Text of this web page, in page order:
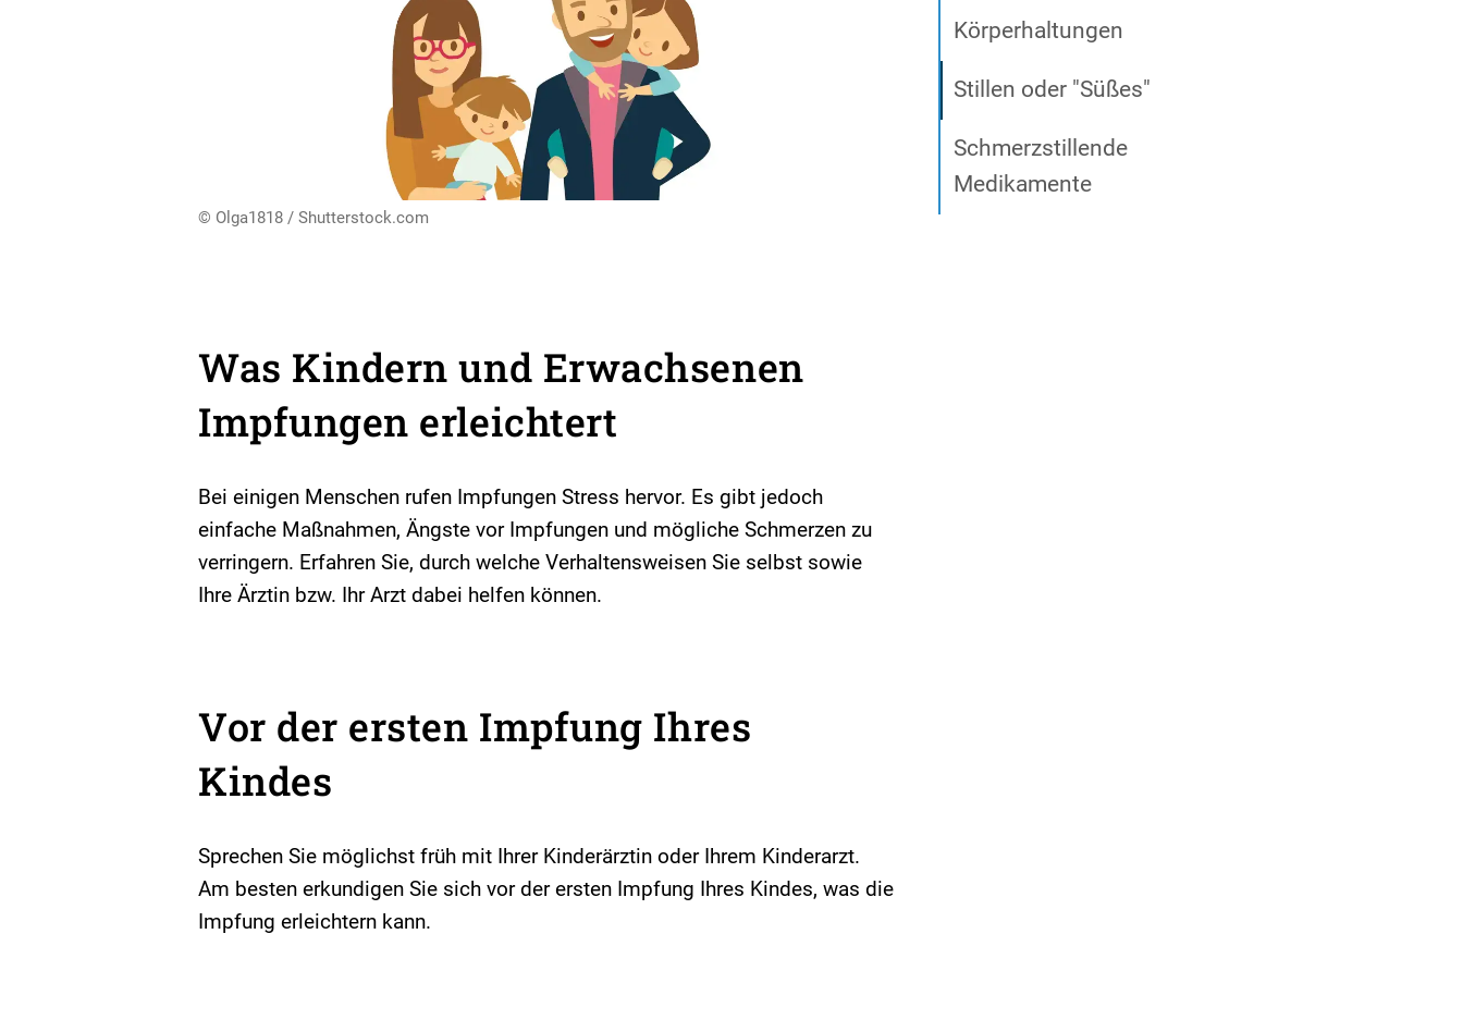
© Olga1818 / Shutterstock.com
Was Kindern und Erwachsenen
Impfungen erleichtert
Bei einigen Menschen rufen Impfungen Stress hervor. Es gibt jedoch
einfache Maßnahmen, Ängste vor Impfungen und mögliche Schmerzen zu
verringern. Erfahren Sie, durch welche Verhaltensweisen Sie selbst sowie
Ihre Ärztin bzw. Ihr Arzt dabei helfen können.
Vor der ersten Impfung Ihres
Kindes
Sprechen Sie möglichst früh mit Ihrer Kinderärztin oder Ihrem Kinderarzt.
Am besten erkundigen Sie sich vor der ersten Impfung Ihres Kindes, was die
Impfung erleichtern kann.
Körperhaltungen
Stillen oder "Süßes"
Schmerzstillende
Medikamente